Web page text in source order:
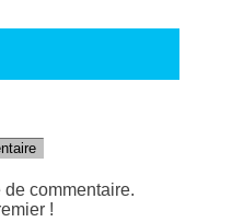
commentaire.
!